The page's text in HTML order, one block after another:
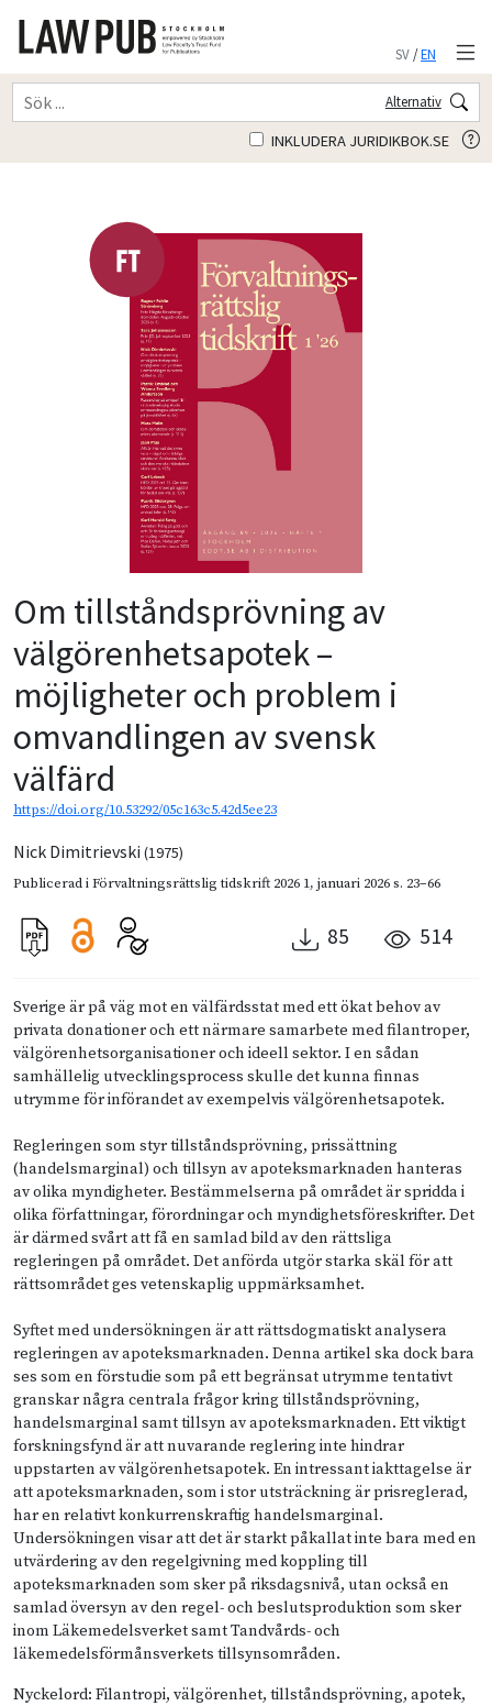
SV/EN
Alternativ
INKLUDERA JURIDIKBOK.SE
Om tillståndsprövning av
välgörenhetsapotek –
möjligheter och problem i
omvandlingen av svensk
välfärd
https://doi.org/10.53292/05c163c5.42d5ee23
Nick Dimitrievski (1975)
Publicerad iFörvaltningsrättslig tidskrift 2026 1, januari 2026s. 23–66
85 514
Sverige är på väg mot en välfärdsstat med ett ökat behov av
privata donationer och ett närmare samarbete med filantroper,
välgörenhetsorganisationer och ideell sektor. I en sådan
samhällelig utvecklingsprocess skulle det kunna finnas
utrymme för införandet av exempelvis välgörenhetsapotek.
Regleringen som styr tillståndsprövning, prissättning
(handelsmarginal) och tillsyn av apoteksmarknaden hanteras
av olika myndigheter. Bestämmelserna på området är spridda i
olika författningar, förordningar och myndighetsföreskrifter. Det
är därmed svårt att få en samlad bild av den rättsliga
regleringen på området. Det anförda utgör starka skäl för att
rättsområdet ges vetenskaplig uppmärksamhet.
Syftet med undersökningen är att rättsdogmatiskt analysera
regleringen av apoteksmarknaden. Denna artikel ska dock bara
ses som en förstudie som på ett begränsat utrymme tentativt
granskar några centrala frågor kring tillståndsprövning,
handelsmarginal samt tillsyn av apoteksmarknaden. Ett viktigt
forskningsfynd är att nuvarande reglering inte hindrar
uppstarten av välgörenhetsapotek. En intressant iakttagelse är
att apoteksmarknaden, som i stor utsträckning är prisreglerad,
har en relativt konkurrenskraftig handelsmarginal.
Undersökningen visar att det är starkt påkallat inte bara med en
utvärdering av den regelgivning med koppling till
apoteksmarknaden som sker på riksdagsnivå, utan också en
samlad översyn av den regel- och beslutsproduktion som sker
inom Läkemedelsverket samt Tandvårds- och
läkemedelsförmånsverkets tillsynsområden.
Nyckelord: Filantropi, välgörenhet, tillståndsprövning, apotek,